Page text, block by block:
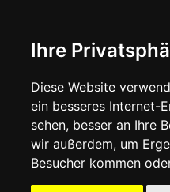
Ihre
Diese Website
ein besseres Internet-
sehen, besser an Ihre
wir außerdem, um
Besucher kommen